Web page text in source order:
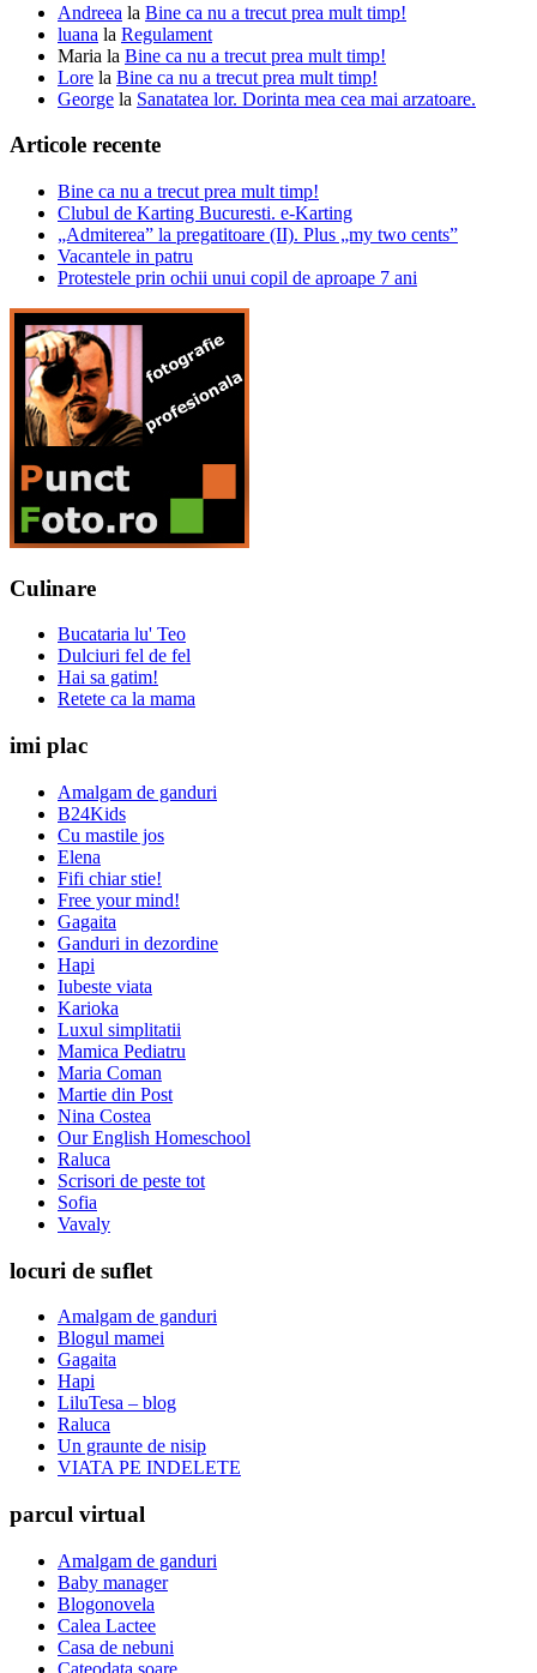
Andreea la Bine ca nu a trecut prea mult timp!
luana la Regulament
Maria la Bine ca nu a trecut prea mult timp!
Lore la Bine ca nu a trecut prea mult timp!
George la Sanatatea lor. Dorinta mea cea mai arzatoare.
Articole recente
Bine ca nu a trecut prea mult timp!
Clubul de Karting Bucuresti. e-Karting
„Admiterea” la pregatitoare (II). Plus „my two cents”
Vacantele in patru
Protestele prin ochii unui copil de aproape 7 ani
Culinare
Bucataria lu' Teo
Dulciuri fel de fel
Hai sa gatim!
Retete ca la mama
imi plac
Amalgam de ganduri
B24Kids
Cu mastile jos
Elena
Fifi chiar stie!
Free your mind!
Gagaita
Ganduri in dezordine
Hapi
Iubeste viata
Karioka
Luxul simplitatii
Mamica Pediatru
Maria Coman
Martie din Post
Nina Costea
Our English Homeschool
Raluca
Scrisori de peste tot
Sofia
Vavaly
locuri de suflet
Amalgam de ganduri
Blogul mamei
Gagaita
Hapi
LiluTesa – blog
Raluca
Un graunte de nisip
VIATA PE INDELETE
parcul virtual
Amalgam de ganduri
Baby manager
Blogonovela
Calea Lactee
Casa de nebuni
Cateodata soare